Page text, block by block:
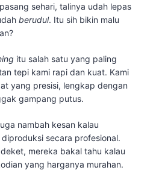
sehari, talinya udah lepas
berudul. Itu sih bikin malu
itu salah satu yang paling
tepi kami rapi dan kuat. Kami
yang presisi, lengkap dengan
gampang putus.
nambah kesan kalau
secara profesional.
mereka bakal tahu kalau
yang harganya murahan.